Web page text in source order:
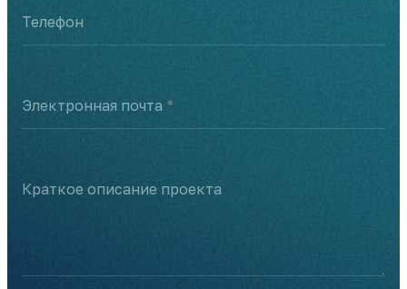
Телефон
Электронная почта
Краткое описание проекта